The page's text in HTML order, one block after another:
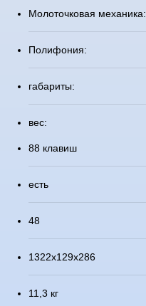
Молоточковая механика:
Полифония:
габариты:
вес:
88 клавиш
есть
48
1322х129х286
11,3 кг